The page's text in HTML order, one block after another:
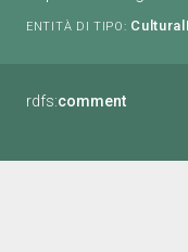
ENTITÀ DI TIPO:
rdfs:comment